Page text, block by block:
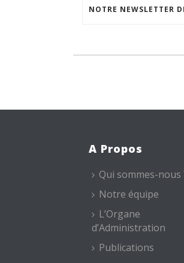
A Propos
Qui sommes-nous
Notre équipe
L’Organe
d’Administration
Publications